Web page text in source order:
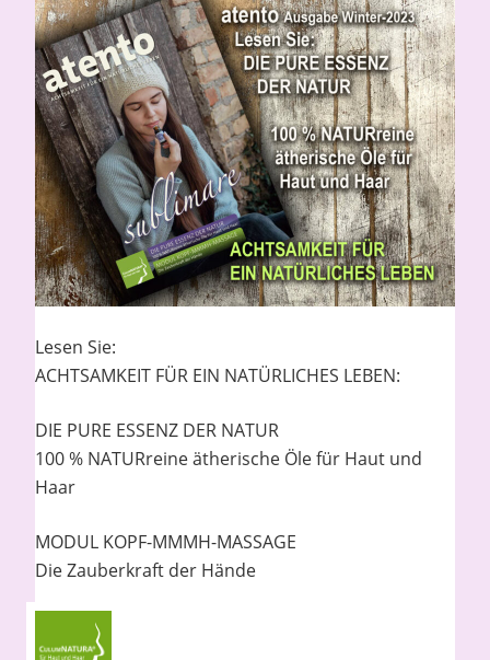
Lesen Sie:
ACHTSAMKEIT FÜR EIN NATÜRLICHES LEBEN:
DIE PURE ESSENZ DER NATUR
100 % NATURreine ätherische Öle für Haut und
Haar
MODUL KOPF-MMMH-MASSAGE
Die Zauberkraft der Hände